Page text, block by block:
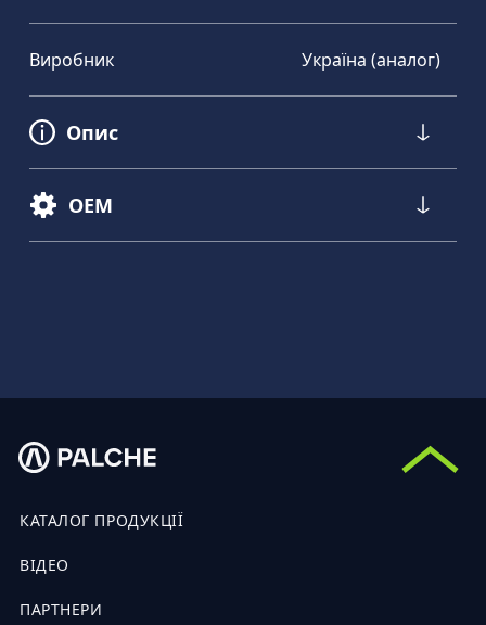
Виробник Україна (аналог)
Опис
OEM
КАТАЛОГ ПРОДУКЦІЇ
ВІДЕО
ПАРТНЕРИ